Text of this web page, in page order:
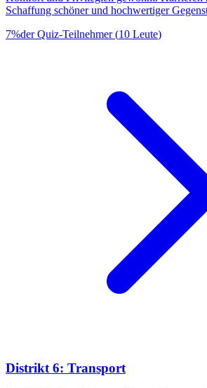
Schaffung schöner und hochwertiger
7%der Quiz-Teilnehmer(10 Leute)
Distrikt 6: Transport